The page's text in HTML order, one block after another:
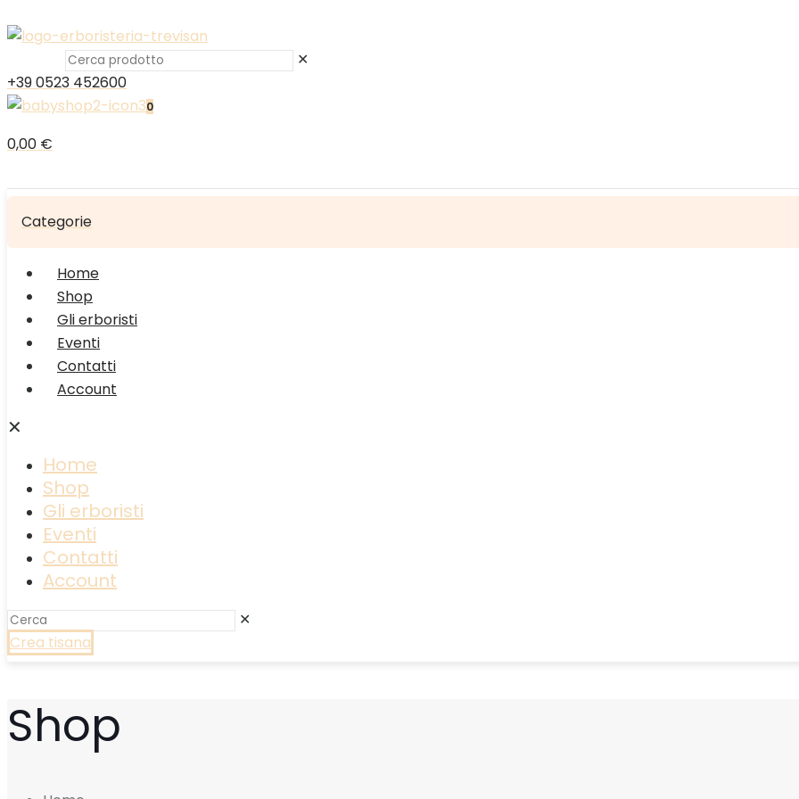
✕
+39 0523 452600
0
0,00 €
Categorie
Home
Shop
Gli erboristi
Eventi
Contatti
Account
✕
Home
Shop
Gli erboristi
Eventi
Contatti
Account
✕
Crea tisana
Shop